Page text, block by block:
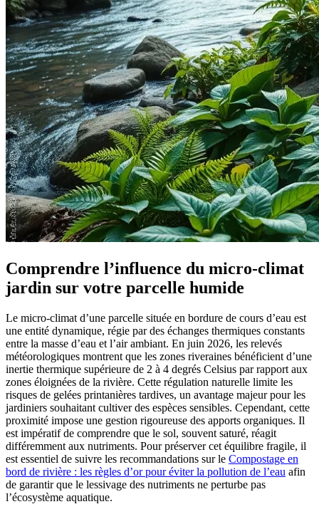
Comprendre l’influence du micro-climat
jardin sur votre parcelle humide
Le micro-climat d’une parcelle située en bordure de cours d’eau est
une entité dynamique, régie par des échanges thermiques constants
entre la masse d’eau et l’air ambiant. En juin 2026, les relevés
météorologiques montrent que les zones riveraines bénéficient d’une
inertie thermique supérieure de 2 à 4 degrés Celsius par rapport aux
zones éloignées de la rivière. Cette régulation naturelle limite les
risques de gelées printanières tardives, un avantage majeur pour les
jardiniers souhaitant cultiver des espèces sensibles. Cependant, cette
proximité impose une gestion rigoureuse des apports organiques. Il
est impératif de comprendre que le sol, souvent saturé, réagit
différemment aux nutriments. Pour préserver cet équilibre fragile, il
est essentiel de suivre les recommandations sur le Compostage en
bord de rivière : les règles d’or pour éviter la pollution de l’eau afin
de garantir que le lessivage des nutriments ne perturbe pas
l’écosystème aquatique.